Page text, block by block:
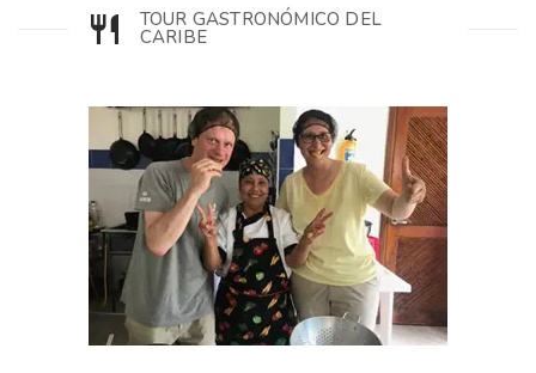
TOUR GASTRONÓMICO DEL
CARIBE